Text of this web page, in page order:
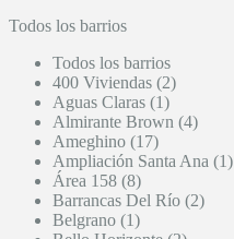
Todos los barrios
Todos los barrios
400 Viviendas (2)
Aguas Claras (1)
Almirante Brown (4)
Ameghino (17)
Ampliación Santa Ana (1)
Área 158 (8)
Barrancas Del Río (2)
Belgrano (1)